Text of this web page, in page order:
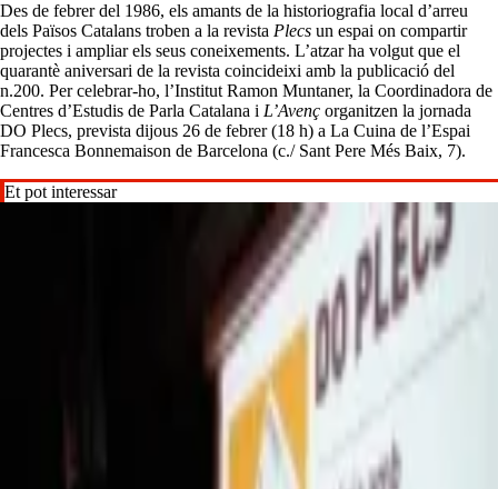
Des de febrer del 1986, els amants de la historiografia local d’arreu
dels Països Catalans troben a la revista Plecs un espai on compartir
projectes i ampliar els seus coneixements. L’atzar ha volgut que el
quarantè aniversari de la revista coincideixi amb la publicació del
n.200. Per celebrar-ho, l’Institut Ramon Muntaner, la Coordinadora de
Centres d’Estudis de Parla Catalana i L’Avenç organitzen la jornada
DO Plecs, prevista dijous 26 de febrer (18 h) a La Cuina de l’Espai
Francesca Bonnemaison de Barcelona (c./ Sant Pere Més Baix, 7).
Et pot interessar